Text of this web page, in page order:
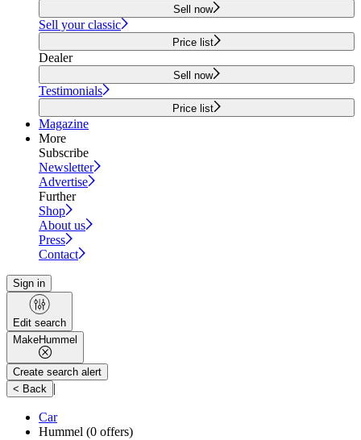
Sell now
Sell your classic
Price list
Dealer
Sell now
Testimonials
Price list
Magazine
More
Subscribe
Newsletter
Advertise
Further
Shop
About us
Press
Contact
Sign in
Edit search
MakeHummel
Create search alert
< Back |
Car
Hummel (0 offers)